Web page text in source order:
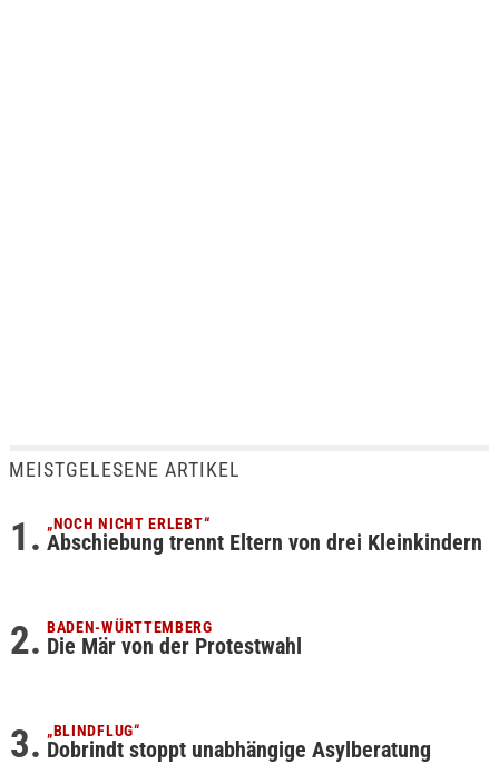
MEISTGELESENE ARTIKEL
„NOCH NICHT ERLEBT“
Abschiebung trennt Eltern von drei Kleinkindern
BADEN-WÜRTTEMBERG
Die Mär von der Protestwahl
„BLINDFLUG“
Dobrindt stoppt unabhängige Asylberatung